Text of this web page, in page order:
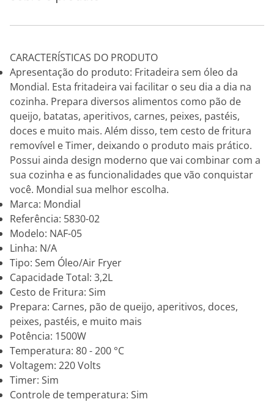
CARACTERÍSTICAS DO PRODUTO
Apresentação do produto: Fritadeira sem óleo da
Mondial. Esta fritadeira vai facilitar o seu dia a dia na
cozinha. Prepara diversos alimentos como pão de
queijo, batatas, aperitivos, carnes, peixes, pastéis,
doces e muito mais. Além disso, tem cesto de fritura
removível e Timer, deixando o produto mais prático.
Possui ainda design moderno que vai combinar com a
sua cozinha e as funcionalidades que vão conquistar
você. Mondial sua melhor escolha.
Marca: Mondial
Referência: 5830-02
Modelo: NAF-05
Linha: N/A
Tipo: Sem Óleo/Air Fryer
Capacidade Total: 3,2L
Cesto de Fritura: Sim
Prepara: Carnes, pão de queijo, aperitivos, doces,
peixes, pastéis, e muito mais
Potência: 1500W
Temperatura: 80 - 200 °C
Voltagem: 220 Volts
Timer: Sim
Controle de temperatura: Sim